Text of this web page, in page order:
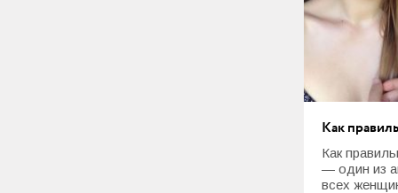
Как
Как
— один из
всех